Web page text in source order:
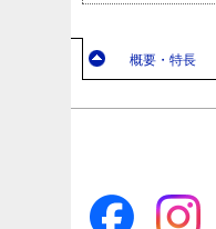
概要・特長